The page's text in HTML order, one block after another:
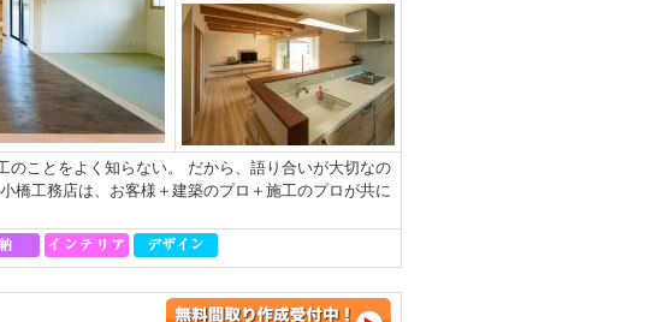
ことをよく知らない。 だから、語り合いが大切なの
橋工務店は、お客様＋建築のプロ＋施工のプロが共に